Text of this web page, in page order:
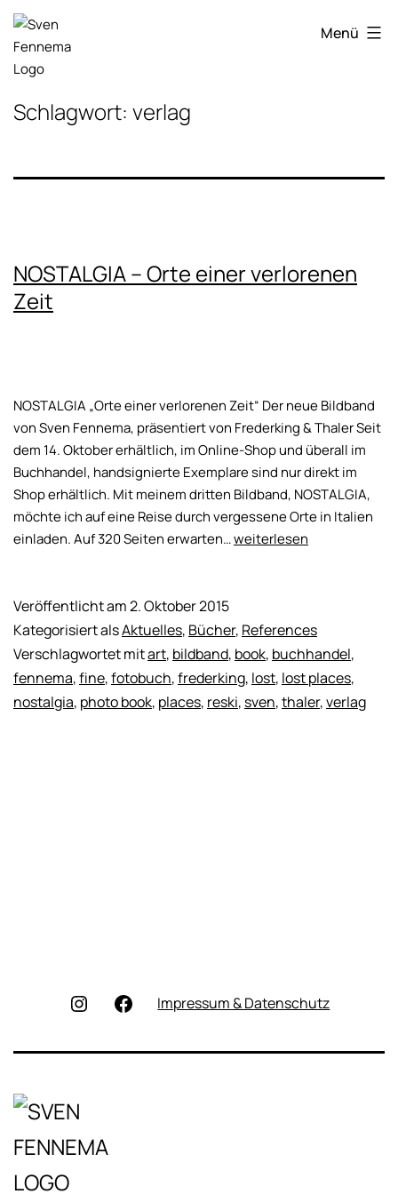
Zum
Inhalt
springen
Sven
Fennema
Fotografie
Menü
Schlagwort: verlag
NOSTALGIA – Orte einer verlorenen
Zeit
NOSTALGIA „Orte einer verlorenen Zeit“ Der neue Bildband
von Sven Fennema, präsentiert von Frederking & Thaler Seit
dem 14. Oktober erhältlich, im Online-Shop und überall im
Buchhandel, handsignierte Exemplare sind nur direkt im
Shop erhältlich. Mit meinem dritten Bildband, NOSTALGIA,
möchte ich auf eine Reise durch vergessene Orte in Italien
einladen. Auf 320 Seiten erwarten…NOSTALGIA
verlorenen
Zeit
weiterlesen
Veröffentlicht am2. Oktober 2015
Kategorisiert alsAktuelles, Bücher, References
Verschlagwortet mitart, bildband, book, buchhandel,
fennema,fine,fotobuch,frederking, lost, lost places,
nostalgia, photo book, places, reski, sven,thaler,verlag
InstagramFacebook
Impressum & Datenschutz